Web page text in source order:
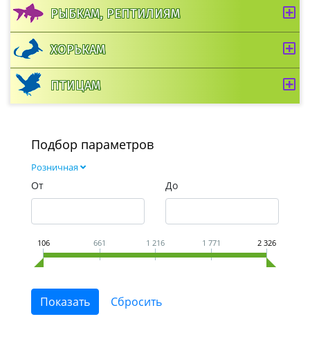
РЫБКАМ, РЕПТИЛИЯМ
ХОРЬКАМ
ПТИЦАМ
Подбор параметров
Розничная
От До
106 661 1 216 1 771 2 326